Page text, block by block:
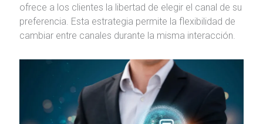
ofrece a los clientes la libertad de elegir el canal de su
preferencia. Esta estrategia permite la flexibilidad de
cambiar entre canales durante la misma interacción.